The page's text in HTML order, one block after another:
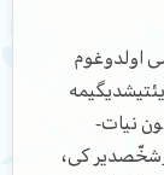
اولدوغوم
نیات-
کی،